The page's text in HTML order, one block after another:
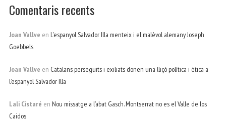
Comentaris recents
Joan Vallve en L’espanyol Salvador Illa menteix i el malèvol alemany Joseph
Goebbels
Joan Vallve en Catalans perseguits i exiliats donen una lliçó política i ètica a
l’espanyol Salvador Illa
Lali Cistaré en Nou missatge a l’abat Gasch. Montserrat no es el Valle de los
Caidos